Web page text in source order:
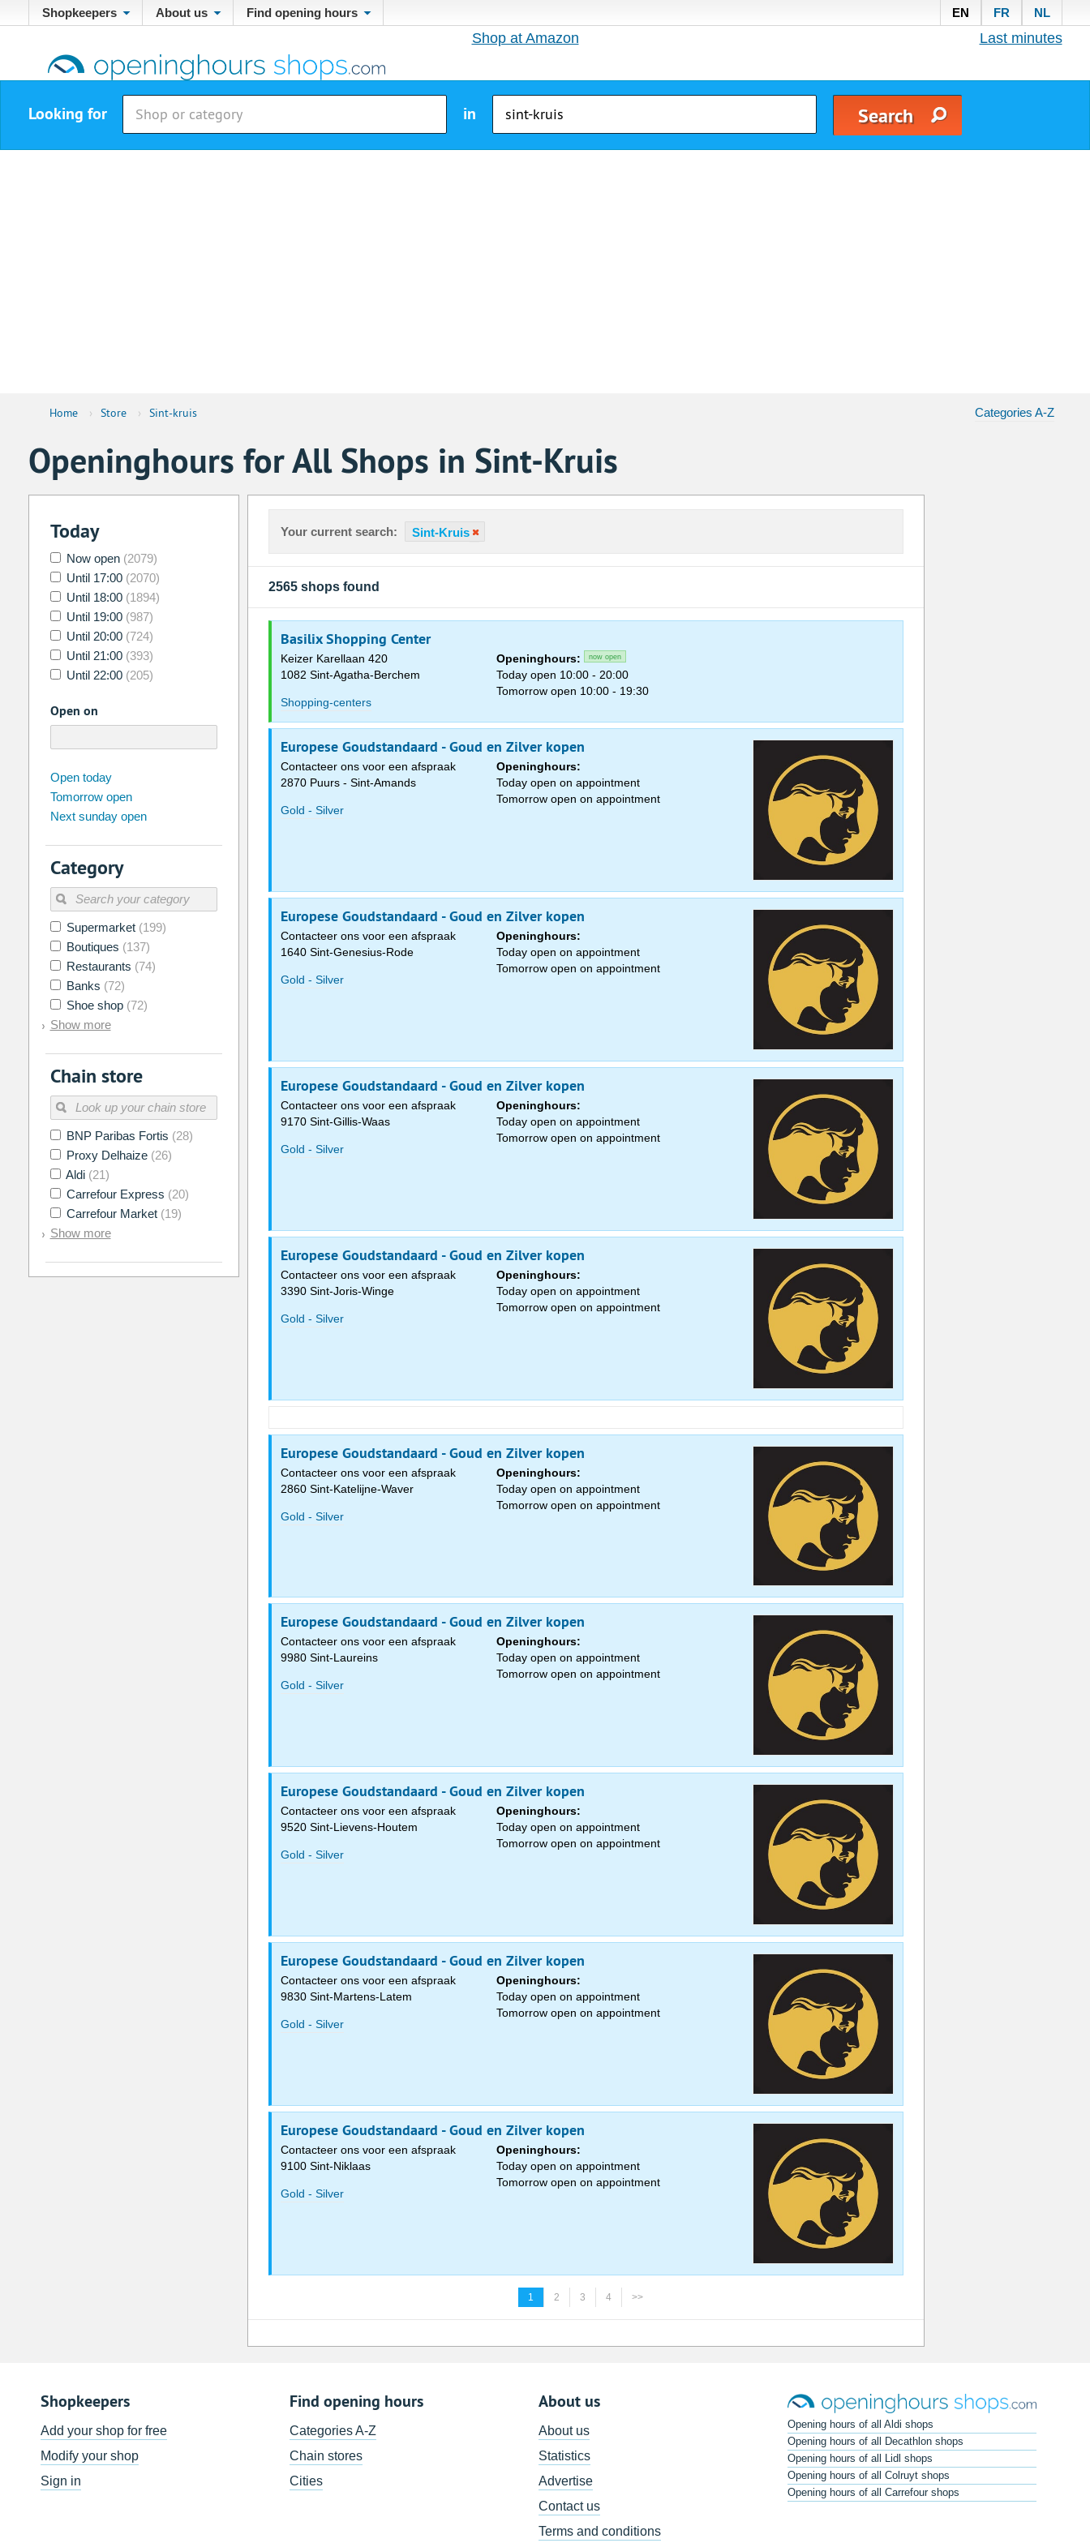
Shopkeepers About us Find opening hours EN FR NL
Shop at Amazon Last minutes
Looking for in
Home › Store › Sint-kruis Categories A-Z
Openinghours for All Shops in Sint-Kruis
Today
Now open (2079)
Until 17:00 (2070)
Until 18:00 (1894)
Until 19:00 (987)
Until 20:00 (724)
Until 21:00 (393)
Until 22:00 (205)
Open on
Su Mo
26 27
2 3 4
9
16 17 18 20 21 22
23 24 27
30 31 3 4 5
Today
Open today
Tomorrow open
Next sunday open
Category
Supermarket (199)
Boutiques (137)
Restaurants (74)
Banks (72)
Shoe shop (72)
Show more
Chain store
BNP Paribas Fortis (28)
Proxy Delhaize (26)
Aldi (21)
Carrefour Express (20)
Carrefour Market (19)
Show more
Your current search: Sint-Kruis
2565 shops found
Basilix Shopping Center
Keizer Karellaan 420
1082 Sint-Agatha-Berchem
Shopping-centers
Openinghours: now open
Today open 10:00 - 20:00
Tomorrow open 10:00 - 19:30
Europese Goudstandaard - Goud en Zilver kopen
Contacteer ons voor een afspraak
2870 Puurs - Sint-Amands
Gold - Silver
Openinghours:
Today open on appointment
Tomorrow open on appointment
Europese Goudstandaard - Goud en Zilver kopen
Contacteer ons voor een afspraak
1640 Sint-Genesius-Rode
Gold - Silver
Openinghours:
Today open on appointment
Tomorrow open on appointment
Europese Goudstandaard - Goud en Zilver kopen
Contacteer ons voor een afspraak
9170 Sint-Gillis-Waas
Gold - Silver
Openinghours:
Today open on appointment
Tomorrow open on appointment
Europese Goudstandaard - Goud en Zilver kopen
Contacteer ons voor een afspraak
3390 Sint-Joris-Winge
Gold - Silver
Openinghours:
Today open on appointment
Tomorrow open on appointment
Europese Goudstandaard - Goud en Zilver kopen
Contacteer ons voor een afspraak
2860 Sint-Katelijne-Waver
Gold - Silver
Openinghours:
Today open on appointment
Tomorrow open on appointment
Europese Goudstandaard - Goud en Zilver kopen
Contacteer ons voor een afspraak
9980 Sint-Laureins
Gold - Silver
Openinghours:
Today open on appointment
Tomorrow open on appointment
Europese Goudstandaard - Goud en Zilver kopen
Contacteer ons voor een afspraak
9520 Sint-Lievens-Houtem
Gold - Silver
Openinghours:
Today open on appointment
Tomorrow open on appointment
Europese Goudstandaard - Goud en Zilver kopen
Contacteer ons voor een afspraak
9830 Sint-Martens-Latem
Gold - Silver
Openinghours:
Today open on appointment
Tomorrow open on appointment
Europese Goudstandaard - Goud en Zilver kopen
Contacteer ons voor een afspraak
9100 Sint-Niklaas
Gold - Silver
Openinghours:
Today open on appointment
Tomorrow open on appointment
1 2 3 4 >>
Shopkeepers
Add your shop for free
Modify your shop
Sign in
Find opening hours
Categories A-Z
Chain stores
Cities
About us
About us
Statistics
Advertise
Contact us
Terms and conditions
Opening hours of all Aldi shops
Opening hours of all Decathlon shops
Opening hours of all Lidl shops
Opening hours of all Colruyt shops
Opening hours of all Carrefour shops